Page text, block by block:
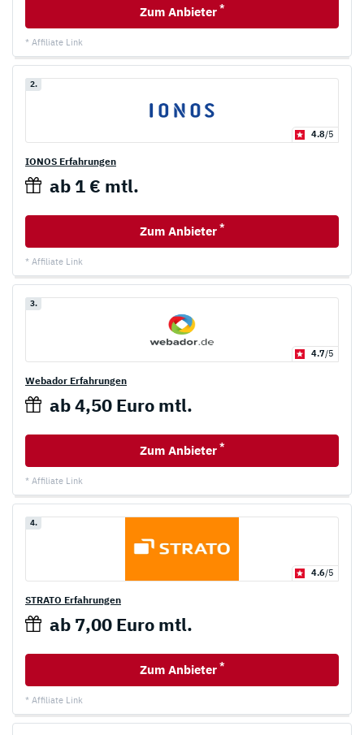
Zum Anbieter *
* Affiliate Link
2.
4.8/5
IONOS Erfahrungen
ab 1 € mtl.
Zum Anbieter *
* Affiliate Link
3.
4.7/5
Webador Erfahrungen
ab 4,50 Euro mtl.
Zum Anbieter *
* Affiliate Link
4.
4.6/5
STRATO Erfahrungen
ab 7,00 Euro mtl.
Zum Anbieter *
* Affiliate Link